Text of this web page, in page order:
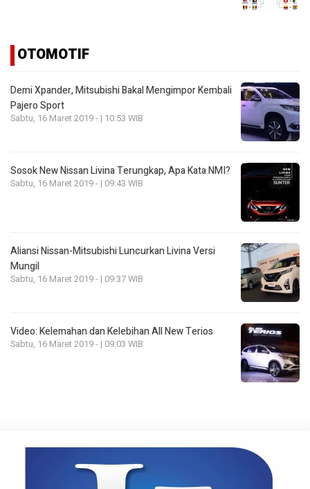
OTOMOTIF
Demi Xpander, Mitsubishi Bakal Mengimpor Kembali
Pajero Sport
Sabtu, 16 Maret 2019 - | 10:53 WIB
Sosok New Nissan Livina Terungkap, Apa Kata NMI?
Sabtu, 16 Maret 2019 - | 09:43 WIB
Aliansi Nissan-Mitsubishi Luncurkan Livina Versi
Mungil
Sabtu, 16 Maret 2019 - | 09:37 WIB
Video: Kelemahan dan Kelebihan All New Terios
Sabtu, 16 Maret 2019 - | 09:03 WIB